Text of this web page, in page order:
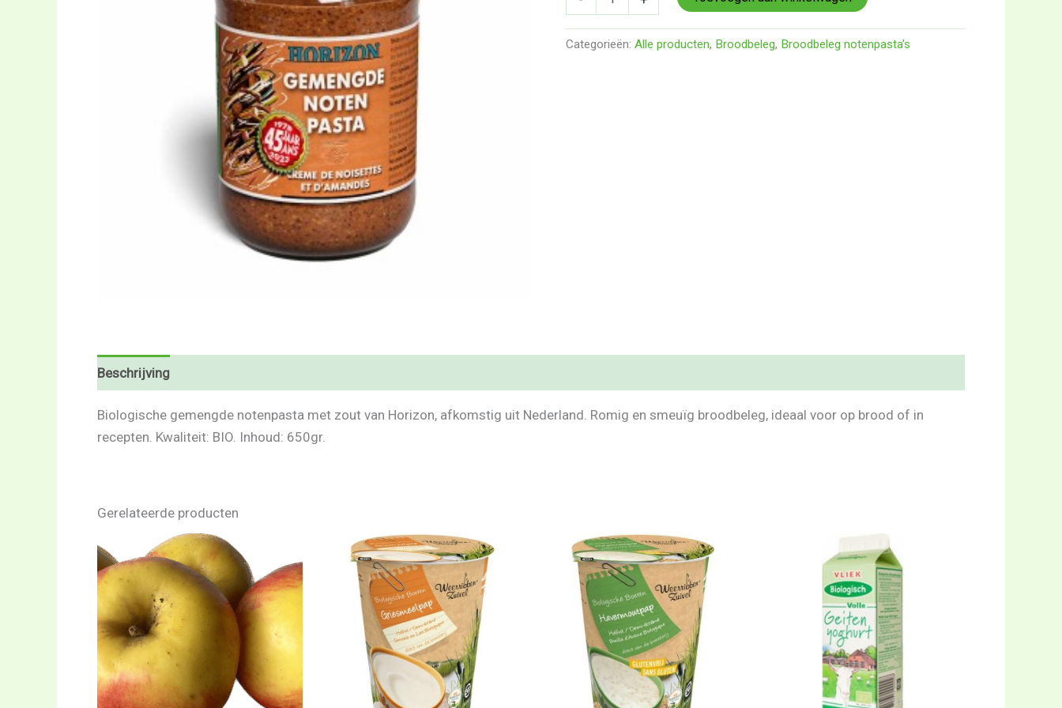
Categorieën: Alle producten, Broodbeleg, Broodbeleg notenpasta's
Beschrijving
Biologische gemengde notenpasta met zout van Horizon, afkomstig uit Nederland. Romig en smeuïg broodbeleg, ideaal voor op brood of in
recepten. Kwaliteit: BIO. Inhoud: 650gr.
Gerelateerde producten